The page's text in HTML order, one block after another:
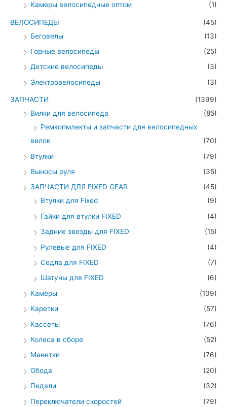
Камеры велосипедные оптом
(1)
ВЕЛОСИПЕДЫ
(45)
Беговелы
(13)
Горные велосипеды
(25)
Детские велосипеды
(3)
Электровелосипеды
(3)
ЗАПЧАСТИ
(1399)
Вилки для велосипеда
(85)
Ремкопмлекты и запчасти для велосипедных
вилок
(70)
Втулки
(79)
Выносы руля
(35)
ЗАПЧАСТИ ДЛЯ FIXED GEAR
(45)
Втулки для Fixed
(9)
Гайки для втулки FIXED
(4)
Задние звезды для FIXED
(15)
Рулевые для FIXED
(4)
Седла для FIXED
(7)
Шатуны для FIXED
(6)
Камеры
(109)
Каретки
(57)
Кассеты
(76)
Колеса в сборе
(52)
Манетки
(76)
Обода
(20)
Педали
(32)
Переключатели скоростей
(79)